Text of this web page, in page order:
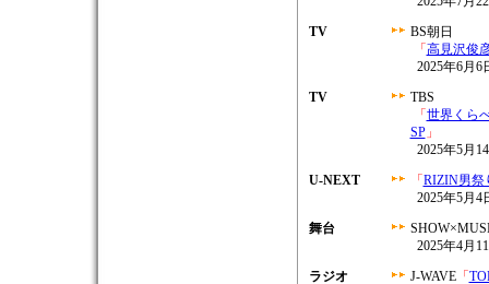
TV
BS朝日
「 高見沢俊
2025年6月6
TV
TBS
「 世界くら
SP」
2025年5月
U-NEXT
「 RIZIN男祭
2025年5月4
舞台
2025年4月
ラジオ
J-WAVE「